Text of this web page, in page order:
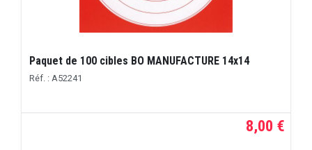
Paquet de 100 cibles BO MANUFACTURE 14x14
Réf. : A52241
8,00 €